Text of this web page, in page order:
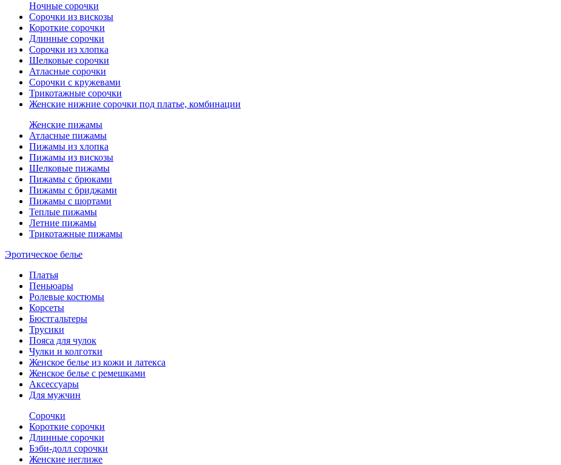
Ночные сорочки
Сорочки из вискозы
Короткие сорочки
Длинные сорочки
Сорочки из хлопка
Шелковые сорочки
Атласные сорочки
Сорочки с кружевами
Трикотажные сорочки
Женские нижние сорочки под платье, комбинации
Женские пижамы
Атласные пижамы
Пижамы из хлопка
Пижамы из вискозы
Шелковые пижамы
Пижамы с брюками
Пижамы с бриджами
Пижамы с шортами
Теплые пижамы
Летние пижамы
Трикотажные пижамы
Эротическое белье
Платья
Пеньюары
Ролевые костюмы
Корсеты
Бюстгальтеры
Трусики
Пояса для чулок
Чулки и колготки
Женское белье из кожи и латекса
Женское белье с ремешками
Аксессуары
Для мужчин
Сорочки
Короткие сорочки
Длинные сорочки
Бэби-долл сорочки
Женские неглиже